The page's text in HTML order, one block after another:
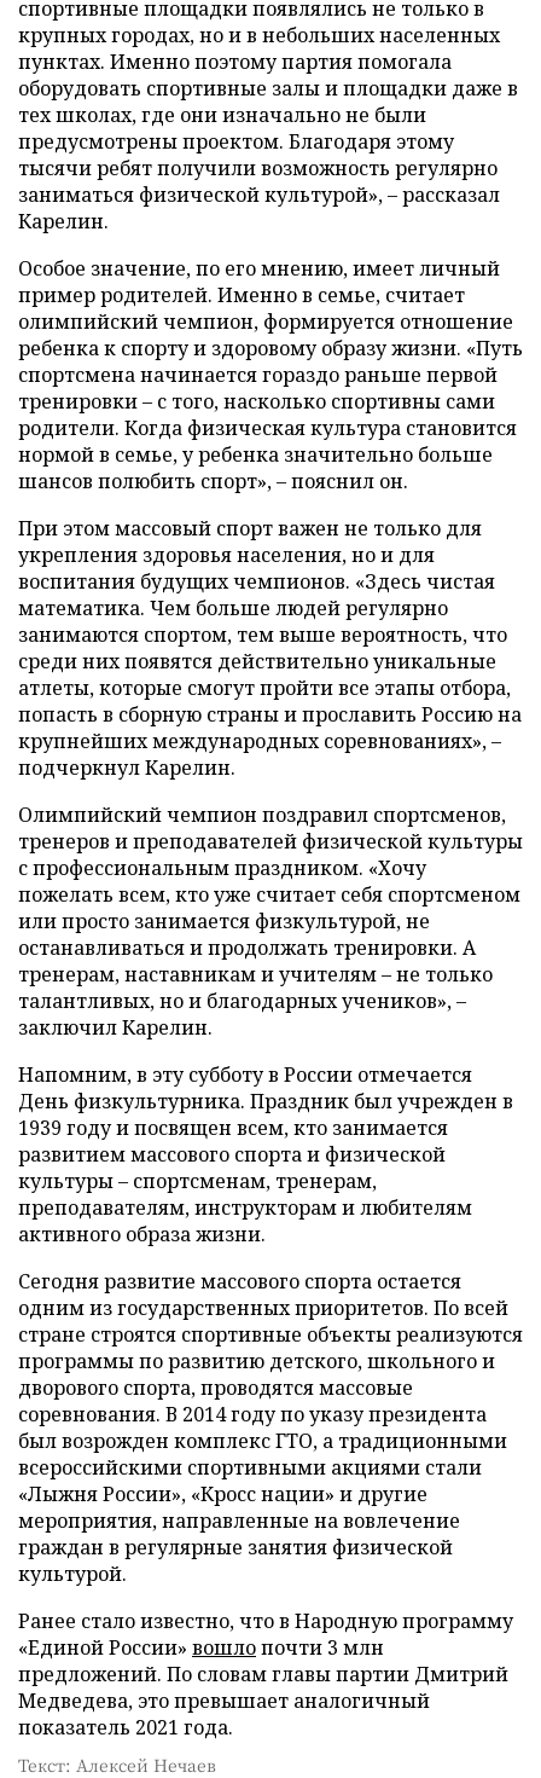
спортивные площадки появлялись не только в
крупных городах, но и в небольших населенных
пунктах. Именно поэтому партия помогала
оборудовать спортивные залы и площадки даже в
тех школах, где они изначально не были
предусмотрены проектом. Благодаря этому
тысячи ребят получили возможность регулярно
заниматься физической культурой», – рассказал
Карелин.
Особое значение, по его мнению, имеет личный
пример родителей. Именно в семье, считает
олимпийский чемпион, формируется отношение
ребенка к спорту и здоровому образу жизни. «Путь
спортсмена начинается гораздо раньше первой
тренировки – с того, насколько спортивны сами
родители. Когда физическая культура становится
нормой в семье, у ребенка значительно больше
шансов полюбить спорт», – пояснил он.
При этом массовый спорт важен не только для
укрепления здоровья населения, но и для
воспитания будущих чемпионов. «Здесь чистая
математика. Чем больше людей регулярно
занимаются спортом, тем выше вероятность, что
среди них появятся действительно уникальные
атлеты, которые смогут пройти все этапы отбора,
попасть в сборную страны и прославить Россию на
крупнейших международных соревнованиях», –
подчеркнул Карелин.
Олимпийский чемпион поздравил спортсменов,
тренеров и преподавателей физической культуры
с профессиональным праздником. «Хочу
пожелать всем, кто уже считает себя спортсменом
или просто занимается физкультурой, не
останавливаться и продолжать тренировки. А
тренерам, наставникам и учителям – не только
талантливых, но и благодарных учеников», –
заключил Карелин.
Напомним, в эту субботу в России отмечается
День физкультурника. Праздник был учрежден в
1939 году и посвящен всем, кто занимается
развитием массового спорта и физической
культуры – спортсменам, тренерам,
преподавателям, инструкторам и любителям
активного образа жизни.
Сегодня развитие массового спорта остается
одним из государственных приоритетов. По всей
стране строятся спортивные объекты реализуются
программы по развитию детского, школьного и
дворового спорта, проводятся массовые
соревнования. В 2014 году по указу президента
был возрожден комплекс ГТО, а традиционными
всероссийскими спортивными акциями стали
«Лыжня России», «Кросс нации» и другие
мероприятия, направленные на вовлечение
граждан в регулярные занятия физической
культурой.
Ранее стало известно, что в Народную программу
«Единой России» вошлопочти 3 млн
предложений. По словам главы партии Дмитрий
Медведева, это превышает аналогичный
показатель 2021 года.
Текст: Алексей Нечаев